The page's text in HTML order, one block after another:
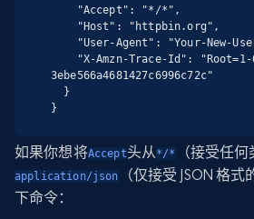
3ebe566a4681427c6996c72c"
}
如果你想将Accept头从*/* （接受任
application/json
（仅接受 JSON 格
下命令：